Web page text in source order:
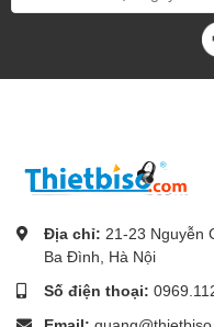
Địa chỉ: 21-23 Nguyễn
Ba Đình, Hà Nội
Số điện thoại: